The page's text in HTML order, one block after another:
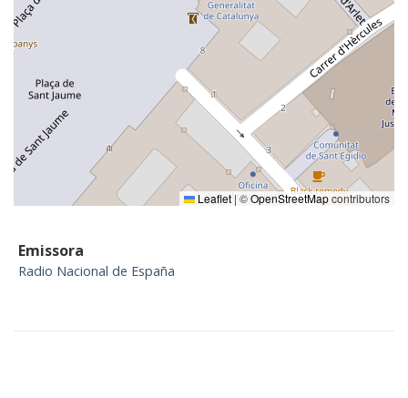
Leaflet |©OpenStreetMapcontributors
Emissora
Radio Nacional de España